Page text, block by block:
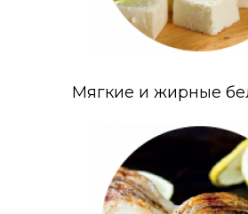
Мягкие и жирные